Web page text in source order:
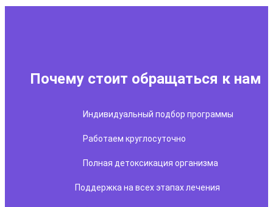
Почему стоит обращаться к нам
Поддержка на всех этапах лечения
Индивидуальный подбор программы
Работаем круглосуточно
Полная детоксикация организма